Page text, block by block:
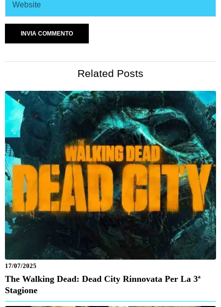
Related Posts
17/07/2025
The Walking Dead: Dead City Rinnovata Per La 3ª
Stagione